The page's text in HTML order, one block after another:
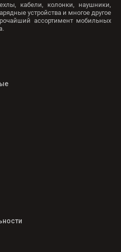
кабели, колонки, наушники,
устройства и многое другое
ассортимент мобильных